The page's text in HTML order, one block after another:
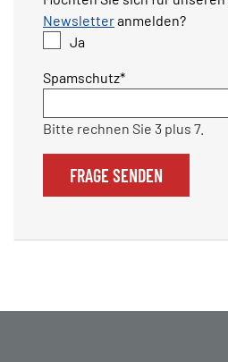
Newsletteranmelden?
Ja
Pflichtfeld
Spamschutz*
Bitte rechnen Sie 3 plus 7.
FRAGE SENDEN